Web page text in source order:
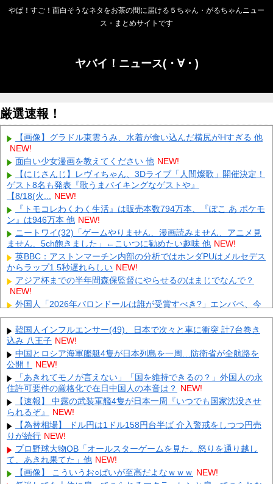
やば！すご！面白そうなネタをお茶の間に届ける５ちゃん・がるちゃんニュー
ス・まとめサイトです
ヤバイ！ニュース(・∀・)
厳選速報！
【画像】グラドル東雲うみ、水着が食い込んだ横尻がHすぎる 他
NEW!
面白い少女漫画を教えてください 他 NEW!
【にじさんじ】レヴィちゃん、3Dライブ「人間燦歌」開催決定！
ゲスト8名も発表『歌うまバイキングなゲストや』
【8/18(火... NEW!
『トモコレわくわく生活』は販売本数794万本、『ぽこ あ ポケモ
ン』は946万本 他 NEW!
ニートワイ(32)「ゲームやりません、漫画読みません、アニメ見
ません、5ch飽きました」←こいつに勧めたい趣味 他 NEW!
英BBC：アストンマーチン内部の分析ではホンダPUはメルセデス
からラップ1.5秒遅れらしい NEW!
アジア杯までの半年間森保監督にやらせるのはまじでなんで？
NEW!
外国人「2026年バロンドールは誰が受賞すべき?」エンバペ、今
季無冠でも初受賞か!?海外ファンが考える本命とは!?【海
外... NEW!
【にじさんじ】 やしきず、スプラトゥーンレイダース本編そっち
のけで極悪ミニゲームを極めようとする
NEW!
【ホロライブ】 これはこれでちょっと裏来いよに見える
【復讐】 絶対に「植えてはいけない植物」を小学校に植えた→20
年経って見に行くと…「！？」衝撃の光景が・・・
同僚の美人に土下座して必死に頼んだらこうなるｗｗｗ NEW!
【悲報】 玉川徹さん、警官の発泡での包丁男死亡に「絶対に死刑
にならない罪なのに警察が死刑にした！」 → 元警官のマジレ
ス... NEW!
【人工障がい者】 甥(28)「両親が亡くなったんで僕のこと引き取
ってほしいんですけど！」なんでいい年したヒキニートを引
き... NEW!
【画像】 Netflix版『リボンの騎士』、とんでもない事になるｗｗ
韓国人インフルエンサー(49)、日本で次々と車に衝突 計7台巻き
込み 八王子 NEW!
中国とロシア海軍艦艇4隻が日本列島を一周…防衛省が全航路を
公開！
NEW!
「あきれてモノが言えない」「国を維持できるの？」外国人の永
住許可要件の厳格化で在日中国人の本音は？ NEW!
【速報】 中露の武装軍艦4隻が日本一周『いつでも国家沈没させ
られるぞ』
NEW!
【為替相場】 ドル円は1ドル158円台半ば 介入警戒をしつつ円売
りが続行 NEW!
プロ野球大物OB「オールスターゲームを見た。怒りを通り越し
て、あきれ果てた」他 NEW!
【画像】 こういうお○ぱいが至高だよなｗｗｗ NEW!